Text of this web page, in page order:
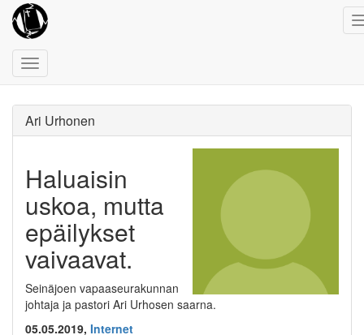
Toggle
navigation
Ari Urhonen
Haluaisin
uskoa, mutta
epäilykset
vaivaavat.
Seinäjoen vapaaseurakunnan
johtaja ja pastori Ari Urhosen saarna.
05.05.2019, Internet